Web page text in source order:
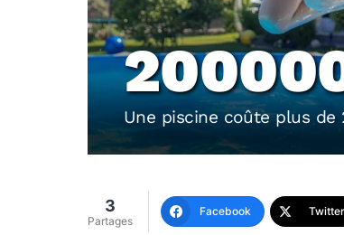
Une piscine coûte plus de
3
Partages
Facebook Twitter